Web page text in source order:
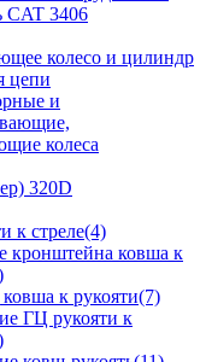
CAT 3406
колесо и цилиндр
цепи
и
колеса
320D
к стреле(4)
кронштейна ковша к
к рукояти(7)
ГЦ рукояти к